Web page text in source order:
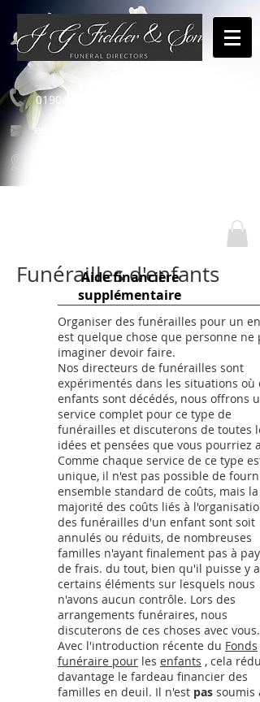
01904 654460
enquiries@jgfielderandson.co.uk
Funérailles d'enfants
Aide financière
supplémentaire
Organiser des funérailles pour un
est quelque chose que personne ne
imaginer devoir faire.
Nos directeurs de funérailles sont
expérimentés dans les situations où
enfants sont décédés, nous offrons un
service complet pour ce type de
funérailles et discuterons de toutes
idées et pensées que vous pourriez
Comme chaque service de ce type est
unique, il n'est pas possible de
ensemble standard de coûts, mais la
majorité des coûts liés à l'organisation
des funérailles d'un enfant sont soit
annulés ou réduits, de nombreuses
familles n'ayant finalement pas à
de frais. du tout, bien qu'il puisse y
certains éléments sur lesquels nous
n'avons aucun contrôle. Lors des
arrangements funéraires, nous
discuterons de ces choses avec vous.
Avec l'introduction récente du Fonds
funéraire pour les enfants , cela
davantage le fardeau financier des
familles en deuil. Il n'est pas soumis à